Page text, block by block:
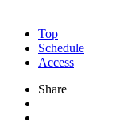
Top
Schedule
Access
Share